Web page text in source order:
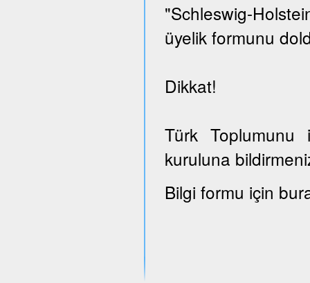
"Schleswig-
üyelik formunu
Dikkat!
Türk
kuruluna
Bilgi formu için